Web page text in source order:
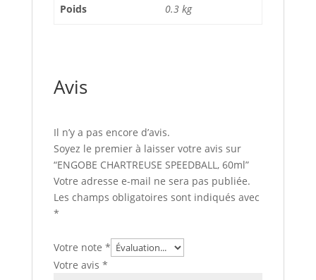
Poids 0.3 kg
Avis
Il n’y a pas encore d’avis.
Soyez le premier à laisser votre avis sur
“ENGOBE CHARTREUSE SPEEDBALL, 60ml”
Votre adresse e-mail ne sera pas publiée.
Les champs obligatoires sont indiqués avec
*
Votre note *
Votre avis *